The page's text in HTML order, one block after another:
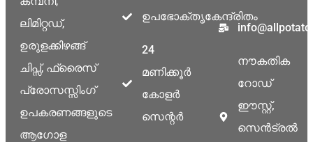
ലിമിറ്റഡ്,
ഉരുളക്കിഴങ്ങ്
ചിപ്സ്, ഫ്രൈസ്
പ്രോസസ്സിംഗ്
ഉപകരണങ്ങളുടെ
ആഗോള
ഉപഭോക്തൃകേന്ദ്രിതം
24
മണിക്കൂർ
കോളർ
സെന്റർ
നൗകതിക
റോഡ്
ഈസ്റ്റ്,
സെൻട്രൽ